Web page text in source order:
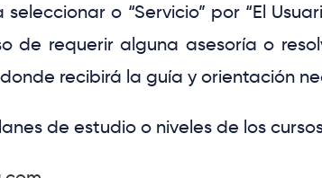
seleccionar o “Servicio” por “El
de requerir alguna asesoría o
donde recibirá la guía y orientación
de estudio o niveles de los